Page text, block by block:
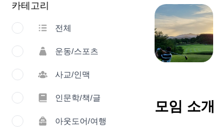
카테고리
전체
운동/스포츠
사교/인맥
인문학/책/글
아웃도어/여행
모임 소개